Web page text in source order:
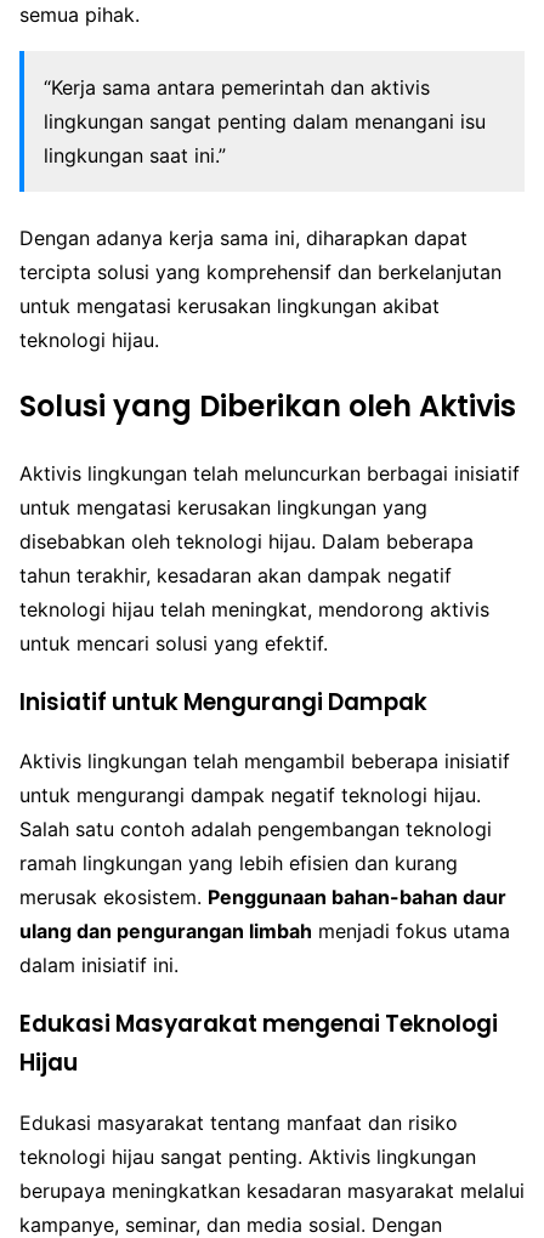
semua pihak.
“Kerja sama antara pemerintah dan aktivis
lingkungan sangat penting dalam menangani isu
lingkungan saat ini.”
Dengan adanya kerja sama ini, diharapkan dapat
tercipta solusi yang komprehensif dan berkelanjutan
untuk mengatasi kerusakan lingkungan akibat
teknologi hijau.
Solusi yang Diberikan oleh Aktivis
Aktivis lingkungan telah meluncurkan berbagai inisiatif
untuk mengatasi kerusakan lingkungan yang
disebabkan oleh teknologi hijau. Dalam beberapa
tahun terakhir, kesadaran akan dampak negatif
teknologi hijau telah meningkat, mendorong aktivis
untuk mencari solusi yang efektif.
Inisiatif untuk Mengurangi Dampak
Aktivis lingkungan telah mengambil beberapa inisiatif
untuk mengurangi dampak negatif teknologi hijau.
Salah satu contoh adalah pengembangan teknologi
ramah lingkungan yang lebih efisien dan kurang
merusak ekosistem. Penggunaan bahan-bahan daur
ulang dan pengurangan limbah menjadi fokus utama
dalam inisiatif ini.
Edukasi Masyarakat mengenai Teknologi
Hijau
Edukasi masyarakat tentang manfaat dan risiko
teknologi hijau sangat penting. Aktivis lingkungan
berupaya meningkatkan kesadaran masyarakat melalui
kampanye, seminar, dan media sosial. Dengan